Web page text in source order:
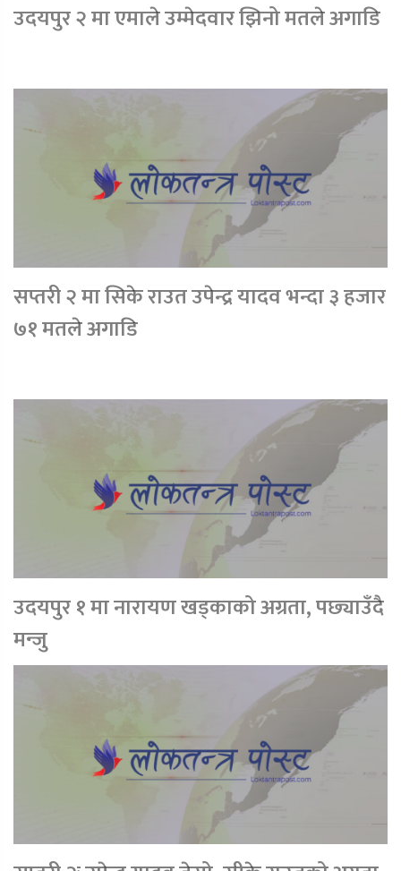
उदयपुर २ मा एमाले उम्मेदवार झिनो मतले अगाडि
सप्तरी २ मा सिके राउत उपेन्द्र यादव भन्दा ३ हजार
७१ मतले अगाडि
उदयपुर १ मा नारायण खड्काको अग्रता, पछ्याउँदै
मन्जु